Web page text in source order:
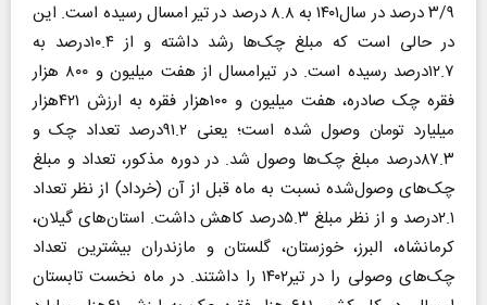
۳/۹ درصد در سال۱۴۰۱ به ۸.۸ درصد در تیر امسال رسیده است. این
در حالی است که مبلغ چک‌ها رشد داشته و از ۱۰.۴درصد به
۱۲.۷درصد رسیده است. در تیرامسال از هفت میلیون و ۸۰۰ هزار
فقره چک صادره، هفت میلیون و ۱۰۰هزار فقره به ارزش ۴۲۱هزار
میلیارد تومان وصول شده است؛ یعنی ۹۱.۲درصد تعداد چک و
۸۷.۳درصد مبلغ چک‌ها وصول شد. در دوره مذکور، تعداد و مبلغ
چک‌های وصول‌شده نسبت به ماه قبل از آن (خرداد) از نظر تعداد
۲.۱درصد و از نظر مبلغ ۵.۳درصد کاهش داشت. استان‌های گیلان،‌
کرمانشاه، البرز، خوزستان، گلستان و مازندران بیشترین تعداد
چک‌های وصولی را در تیر۱۴۰۲ را داشتند. در ماه نخست تابستان